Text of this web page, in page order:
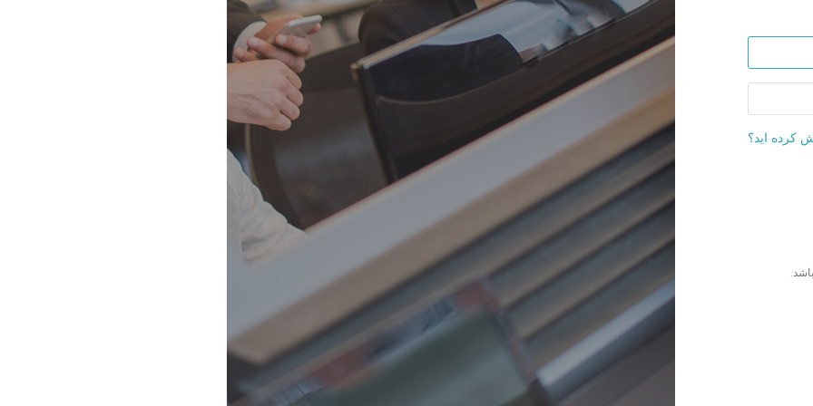
آدرس ایمیل
کرده اید؟